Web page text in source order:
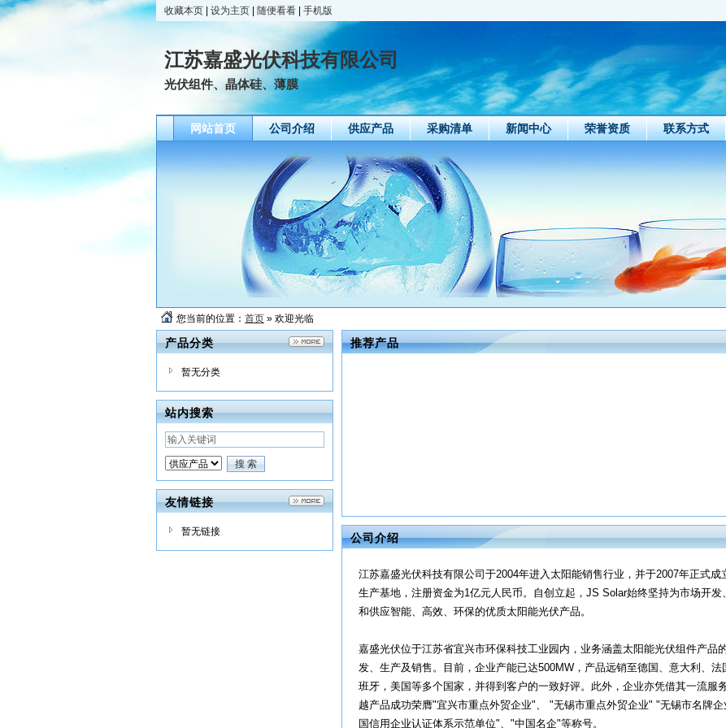
收藏本页 设为主页 随便看看 手机版
江苏嘉盛光伏科技有限公司
光伏组件、晶体硅、薄膜
网站首页 公司介绍 供应产品 采购清单 新闻中心 荣誉资质 联系方式
您当前的位置： 首页 » 欢迎光临
产品分类
暂无分类
站内搜索
友情链接
暂无链接
推荐产品
公司介绍
江苏嘉盛光伏科技有限公司于2004年进入太阳能销售行业，并于2007年正式成
生产基地，注册资金为1亿元人民币。自创立起，JS Solar始终坚持为市场开发
和供应智能、高效、环保的优质太阳能光伏产品。
嘉盛光伏位于江苏省宜兴市环保科技工业园内，业务涵盖太阳能光伏组件产品
发、生产及销售。目前，企业产能已达500MW，产品远销至德国、意大利、法
班牙，美国等多个国家，并得到客户的一致好评。此外，企业亦凭借其一流服
越产品成功荣膺"宜兴市重点外贸企业"、 "无锡市重点外贸企业" "无锡市名牌企
国信用企业认证体系示范单位"、"中国名企"等称号。